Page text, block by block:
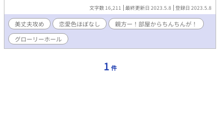
文字数 16,211 最終更新日 2023.5.8 登録日 2023.5.8
美丈夫攻め 恋愛色ほぼなし
親方ー！部屋からちんちんが！
グローリーホール
1 件